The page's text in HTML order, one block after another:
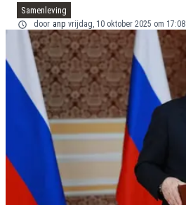
Samenleving
door anp vrijdag, 10 oktober 2025 om 17:08